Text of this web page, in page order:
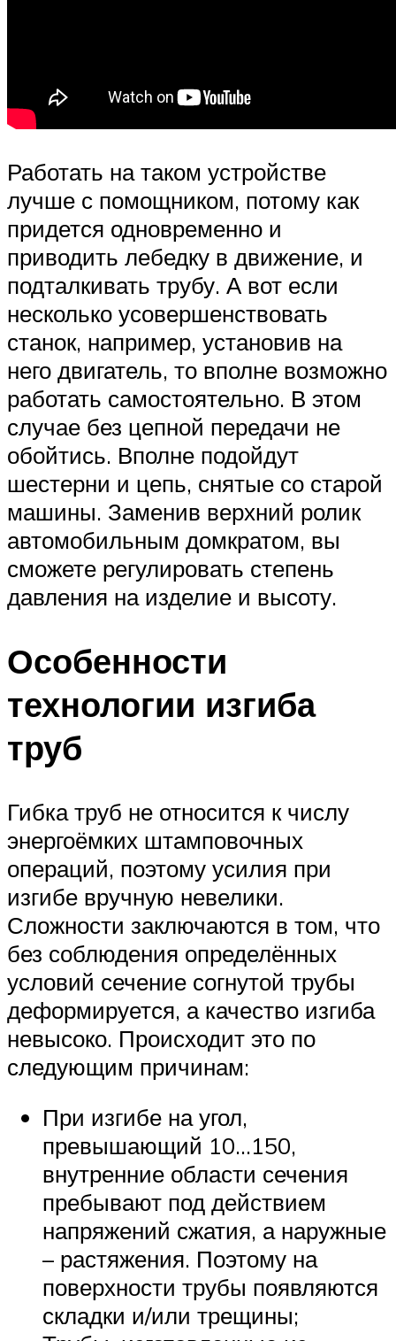
Работать на таком устройстве
лучше с помощником, потому как
придется одновременно и
приводить лебедку в движение, и
подталкивать трубу. А вот если
несколько усовершенствовать
станок, например, установив на
него двигатель, то вполне возможно
работать самостоятельно. В этом
случае без цепной передачи не
обойтись. Вполне подойдут
шестерни и цепь, снятые со старой
машины. Заменив верхний ролик
автомобильным домкратом, вы
сможете регулировать степень
давления на изделие и высоту.
Особенности
технологии изгиба
труб
Гибка труб не относится к числу
энергоёмких штамповочных
операций, поэтому усилия при
изгибе вручную невелики.
Сложности заключаются в том, что
без соблюдения определённых
условий сечение согнутой трубы
деформируется, а качество изгиба
невысоко. Происходит это по
следующим причинам:
При изгибе на угол,
превышающий 10…150,
внутренние области сечения
пребывают под действием
напряжений сжатия, а наружные
– растяжения. Поэтому на
поверхности трубы появляются
складки и/или трещины;